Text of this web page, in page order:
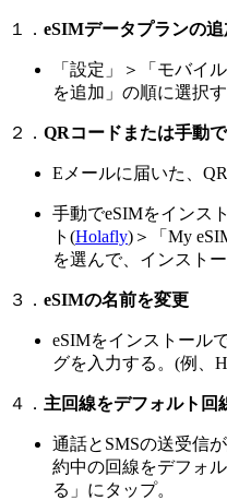
１． eSIMデータプランの追
「設定」＞「モバイ
を追加」の順に選択す
２． QRコードまたは手動
Eメールに届いた、
手動でeSIMをインス
ト(Holafly)＞「My
を選んで、インスト
３． eSIMの名前を変更
eSIMをインストール
グを入力する。(例、
４． 主回線をデフォルト回
通話とSMSの送受信
約中の回線をデフォ
る」にタップ。